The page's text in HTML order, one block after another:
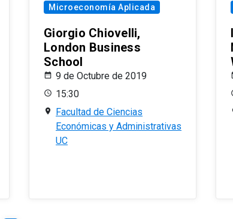
Microeconomía Aplicada
Giorgio Chiovelli,
London Business
School
9 de Octubre de 2019
15:30
Facultad de Ciencias
Económicas y Administrativas
UC